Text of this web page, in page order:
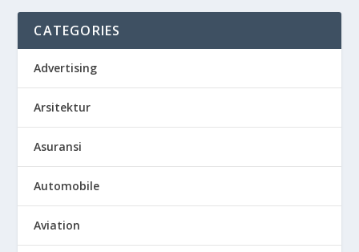
CATEGORIES
Advertising
Arsitektur
Asuransi
Automobile
Aviation